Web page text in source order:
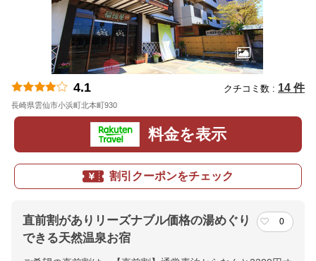
4.1 クチコミ数 : 14 件
長崎県雲仙市小浜町北本町930
料金を表示
割引クーポンをチェック
直前割がありリーズナブル価格の湯めぐり
できる天然温泉お宿
0